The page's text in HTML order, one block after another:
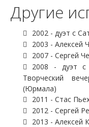
Другие
2002 - дуэт с
2003 - Алексей
2007 - Сергей
2008 - дуэт с
Творческий
(Юрмала)
2011 - Стас
2012 - Сергей
2013 - Алексей